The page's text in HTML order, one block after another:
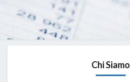
Chi Siamo